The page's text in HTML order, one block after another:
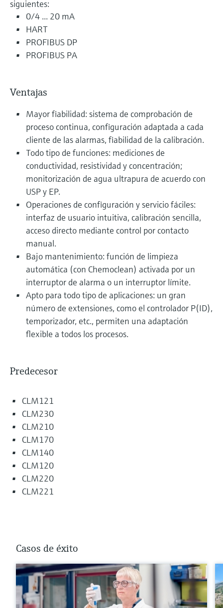
siguientes:
0/4 ... 20 mA
HART
PROFIBUS DP
PROFIBUS PA
Ventajas
Mayor fiabilidad: sistema de comprobación de
proceso continua, configuración adaptada a cada
cliente de las alarmas, fiabilidad de la calibración.
Todo tipo de funciones: mediciones de
conductividad, resistividad y concentración;
monitorización de agua ultrapura de acuerdo con
USP y EP.
Operaciones de configuración y servicio fáciles:
interfaz de usuario intuitiva, calibración sencilla,
acceso directo mediante control por contacto
manual.
Bajo mantenimiento: función de limpieza
automática (con Chemoclean) activada por un
interruptor de alarma o un interruptor límite.
Apto para todo tipo de aplicaciones: un gran
número de extensiones, como el controlador P(ID),
temporizador, etc., permiten una adaptación
flexible a todos los procesos.
Predecesor
CLM121
CLM230
CLM210
CLM170
CLM140
CLM120
CLM220
CLM221
Casos de éxito